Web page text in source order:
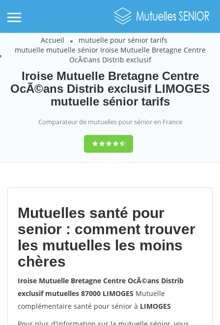
Accueil
mutuelle pour sénior tarifs
mutuelle mutuelle sénior Iroise Mutuelle Bretagne Centre
OcÃ©ans Distrib exclusif
Iroise Mutuelle Bretagne Centre
OcÃ©ans Distrib exclusif LIMOGES
mutuelle sénior tarifs
Comparateur de mutuelles pour sénior en France
9,2(100%)452
Mutuelles santé pour
senior : comment trouver
les mutuelles les moins
chères
Iroise Mutuelle Bretagne Centre OcÃ©ans Distrib
exclusif mutuelles 87000 LIMOGES Mutuelle
complémentaire santé pour sénior à LIMOGES